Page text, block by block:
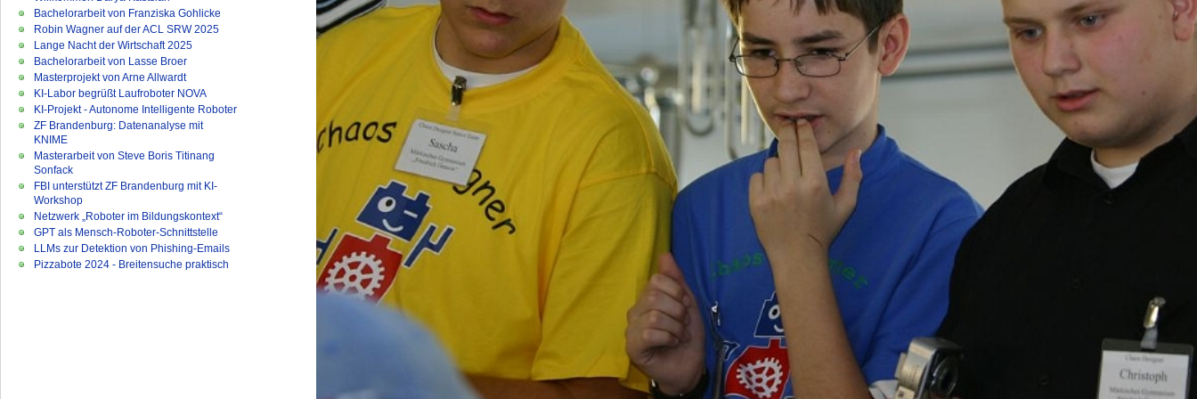
Bachelorarbeit von Franziska Gohlicke
Robin Wagner auf der ACL SRW 2025
Lange Nacht der Wirtschaft 2025
Bachelorarbeit von Lasse Broer
Masterprojekt von Arne Allwardt
KI-Labor begrüßt Laufroboter NOVA
KI-Projekt - Autonome Intelligente Roboter
ZF Brandenburg: Datenanalyse mit
KNIME
Masterarbeit von Steve Boris Titinang
Sonfack
FBI unterstützt ZF Brandenburg mit KI-
Workshop
Netzwerk „Roboter im Bildungskontext“
GPT als Mensch-Roboter-Schnittstelle
LLMs zur Detektion von Phishing-Emails
Pizzabote 2024 - Breitensuche praktisch